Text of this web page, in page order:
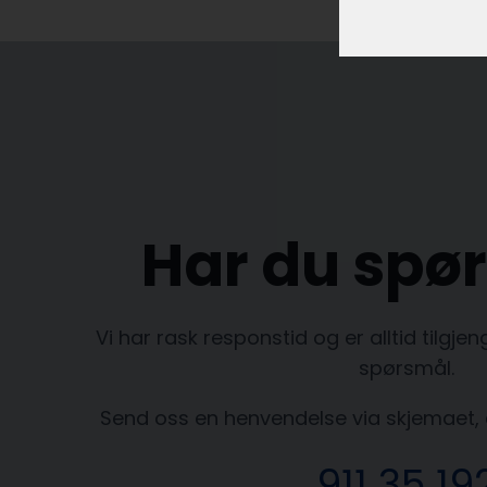
Har du
​Vi har rask responstid og er alltid
spørsmål.
Send oss en henvendelse via